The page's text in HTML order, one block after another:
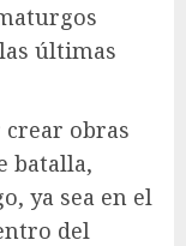
últimas
crear obras
batalla,
ya sea en el
del